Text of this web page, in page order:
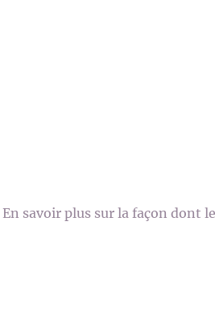
En savoir plus sur la façon dont